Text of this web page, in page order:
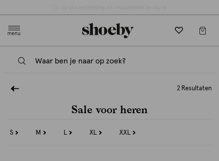
menu
2 Resultaten
Sale voor heren
S
Refine
M
Refine
L
Refine
XL
Refine
XXL
Refine